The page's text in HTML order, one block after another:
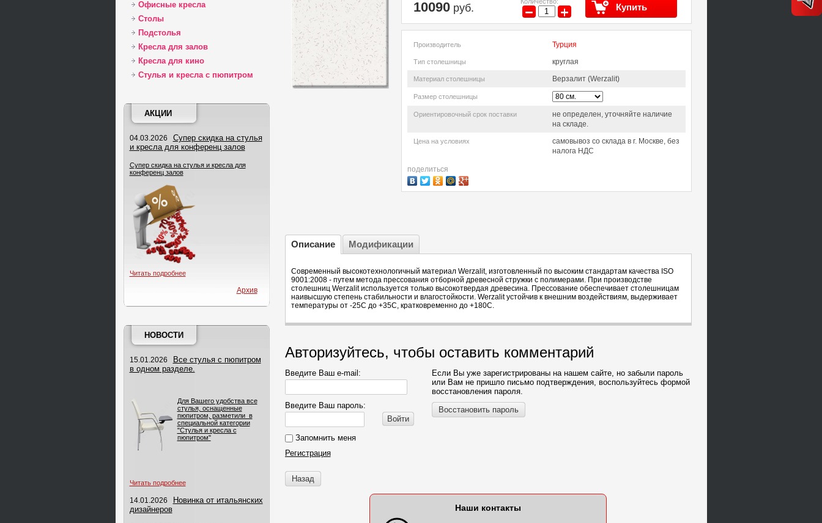
Офисные кресла
Столы
Подстолья
Кресла для залов
Кресла для кино
Стулья и кресла с пюпитром
АКЦИИ
04.03.2026
Супер скидка на стулья
и кресла для конференц залов
Супер скидка на стулья и кресла для
конференц залов
Читать подробнее
Архив
НОВОСТИ
15.01.2026
Все стулья с пюпитром
в одном разделе.
Для Вашего удобства все
стулья, оснащенные
пюпитром, разметили в
специальной категории
"Стулья и кресла с
пюпитром"
Читать подробнее
14.01.2026
Новинка от итальянских
дизайнеров
10090руб. − + Купить
Производитель Турция
Тип столешницы круглая
Материал столешницы Верзалит (Werzalit)
Размер столешницы
Ориентировочный срок поставки
не определен, уточняйте наличие
на складе.
Цена на условиях
самовывоз со склада в г. Москве, без
налога НДС
поделиться
Описание Модификации
Современный высокотехнологичный материал Werzalit, изготовленный по высоким стандартам качества ISO
9001:2008 - путем метода прессования отборной древесной стружки с полимерами. При производстве
столешниц Werzalit используется только высокотвердая древесина. Прессование обеспечивает столешницам
наивысшую степень стабильности и влагостойкости. Werzalit устойчив к внешним воздействиям, выдерживает
температуры от -25С до +35С, кратковременно до +180С.
Авторизуйтесь, чтобы оставить комментарий
Введите Ваш e-mail:
Введите Ваш пароль:
Войти
Запомнить меня
Регистрация
Если Вы уже зарегистрированы на нашем сайте, но забыли пароль
или Вам не пришло письмо подтверждения, воспользуйтесь формой
восстановления пароля.
Восстановить пароль
Назад
Наши контакты